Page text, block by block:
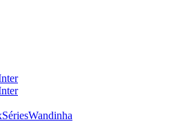
SériesWandinha